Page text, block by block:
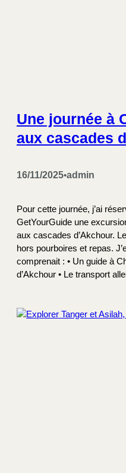
Une journée à
aux cascades
16/11/2025•admin
Pour cette journée, j’ai
GetYourGuide une
aux cascades d’Akchour.
hors pourboires et repas.
comprenait : • Un guide à
d’Akchour • Le transport